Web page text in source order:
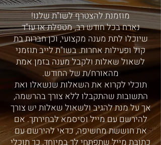
מוזמנת להצטרף לשו"ת שלנו!
נארח בכל חודש רב, מטפלת או עו"ד
שיוכלו לתת מענה מקצועי, וכן חברות בת
קול ופעילות אחרות. בשו"ת לייב תוזמני
לשאול שאלות ולקבל מענה בזמן אמת
מהאורח/ת של החודש.
תוכלי לקרוא את השאלות שנשאלו ואת
התשובות שהתקבלו ללא צורך בהרשמה,
אך על מנת להגיב ולשאול שאלות יש צורך
להירשם עם מייל וסיסמא לבחירתך. אם
את חוששת מחשיפה, כדאי להירשם עם
כתובת מייל שתפתחי לך במיוחד, כך תוכלי